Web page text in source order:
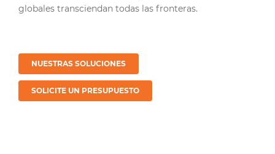
globales transciendan todas las fronteras.
NUESTRAS SOLUCIONES
SOLICITE UN PRESUPUESTO